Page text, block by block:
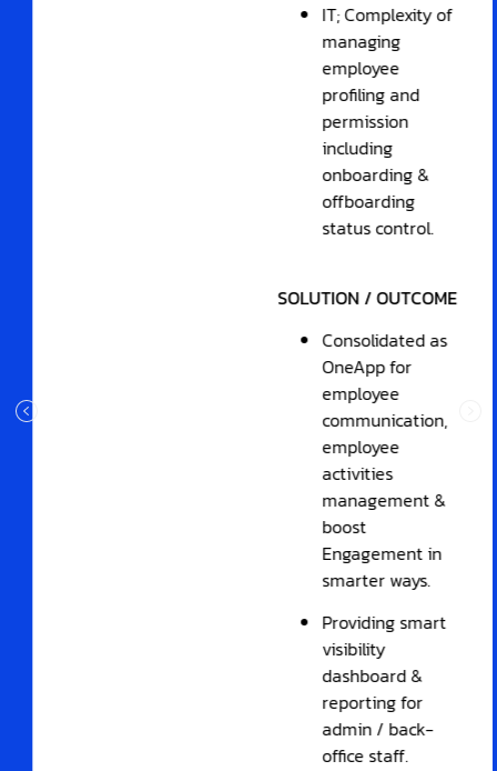
IT; Complexity of
managing
employee
profiling and
permission
including
onboarding &
offboarding
status control.
SOLUTION / OUTCOME
Consolidated as
OneApp for
employee
communication,
employee
activities
management &
boost
Engagement in
smarter ways.
Providing smart
visibility
dashboard &
reporting for
admin / back-
office staff.